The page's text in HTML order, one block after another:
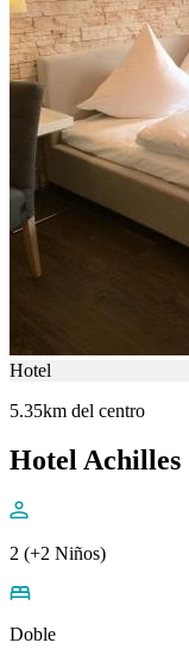
Hotel
5.35km del centro
Hotel Achilles
2 (+2 Niños)
Doble